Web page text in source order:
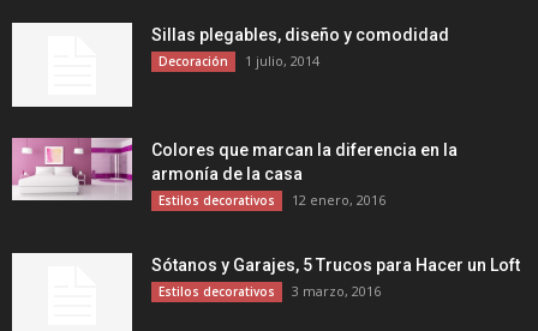
Sillas plegables, diseño y comodidad
Decoración 1 julio, 2014
Colores que marcan la diferencia en la
armonía de la casa
Estilos decorativos 12 enero, 2016
Sótanos y Garajes, 5 Trucos para Hacer un Loft
Estilos decorativos 3 marzo, 2016